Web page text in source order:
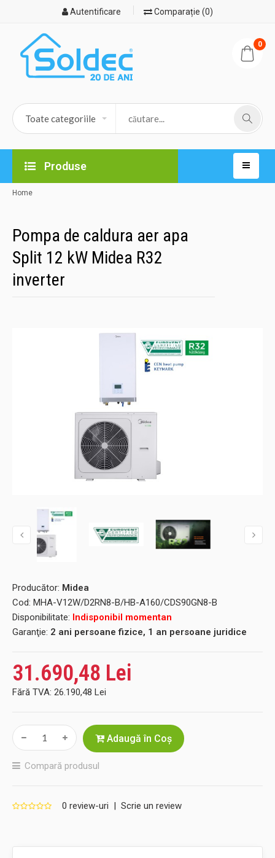
Autentificare Comparație (0)
0
Produse
Home
Pompa de caldura aer apa
Split 12 kW Midea R32
inverter
Producător: Midea
Cod: MHA-V12W/D2RN8-B/HB-A160/CDS90GN8-B
Disponibilitate: Indisponibil momentan
Garanţie: 2 ani persoane fizice, 1 an persoane juridice
31.690,48 Lei
Fără TVA: 26.190,48 Lei
Adaugă în Coş
Compară produsul
0 review-uri | Scrie un review